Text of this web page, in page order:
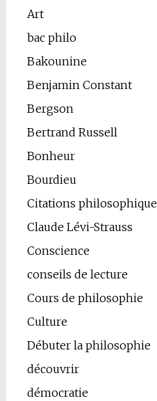
Art
bac philo
Bakounine
Benjamin Constant
Bergson
Bertrand Russell
Bonheur
Bourdieu
Citations
Claude Lévi-Strauss
Conscience
conseils de lecture
Cours de philosophie
Culture
Débuter la philosophie
découvrir
démocratie